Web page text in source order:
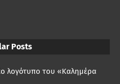
Posts
λογότυπο του «Καλημέρα